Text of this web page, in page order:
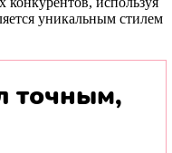
уникальным стилем
точным,